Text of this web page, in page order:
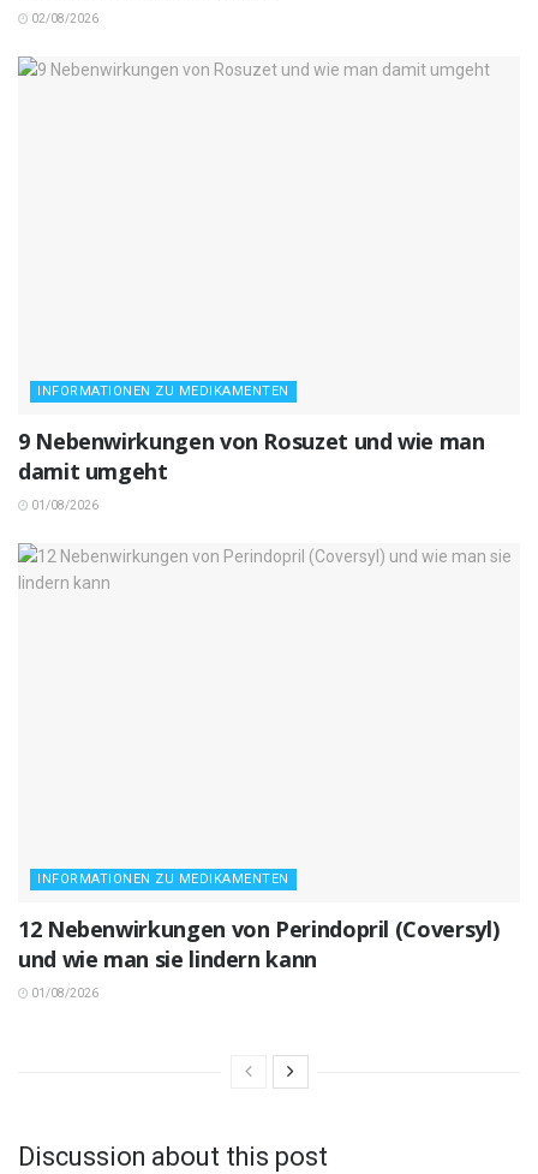
02/08/2026
INFORMATIONEN ZU MEDIKAMENTEN
9 Nebenwirkungen von Rosuzet und wie man
damit umgeht
01/08/2026
INFORMATIONEN ZU MEDIKAMENTEN
12 Nebenwirkungen von Perindopril (Coversyl)
und wie man sie lindern kann
01/08/2026
Discussion about this post